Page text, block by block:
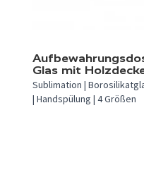
Glas mit
Sublimation |
| Handspülung | 4 Größen